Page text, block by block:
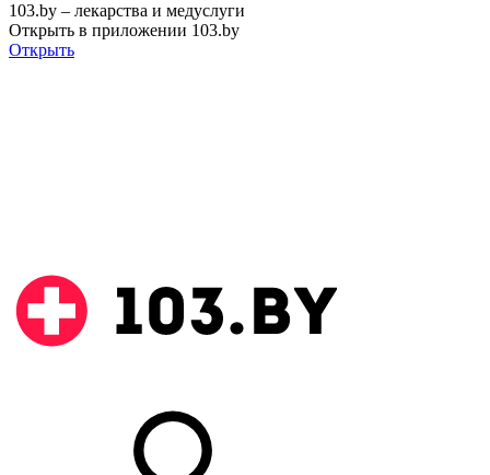
103.by – лекарства и медуслуги
Открыть в приложении 103.by
Открыть